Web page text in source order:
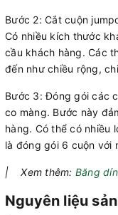
Bước 2: Cắt cuộn
Có nhiều kích thước
cầu khách hàng. Các
đến như chiều rộng,
Bước 3: Đóng gói các
co màng. Bước này
hàng. Có thể có nhiều
là đóng gói 6 cuộn với
| Xem thêm: Băng
Nguyên liệu